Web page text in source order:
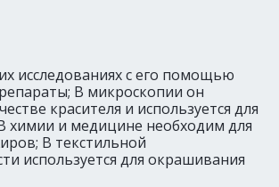
исследованиях с его помощью
В микроскопии он
красителя и используется для
химии и медицине необходим для
В текстильной
используется для окрашивания